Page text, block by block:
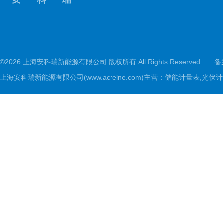
©2026 上海安科瑞新能源有限公司 版权所有 All Rights Reserved.
备
上海安科瑞新能源有限公司(www.acrelne.com)主营：储能计量表,光伏